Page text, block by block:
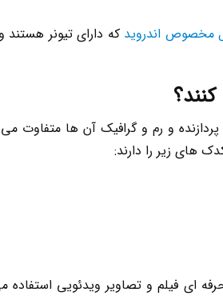
مخصوص اندروید که دارای تیونر هستند
و رم و گرافیک آن ها متفاوت می
های زیر را دارند: